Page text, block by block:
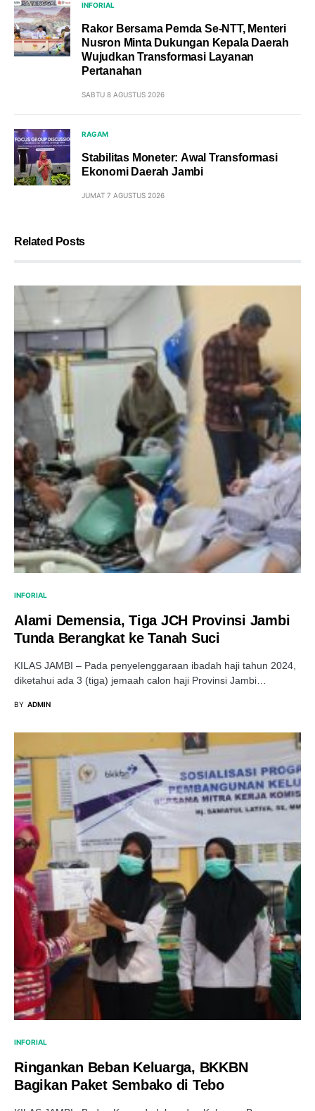
INFORIAL
Rakor Bersama Pemda Se-NTT, Menteri
Nusron Minta Dukungan Kepala Daerah
Wujudkan Transformasi Layanan
Pertanahan
SABTU 8 AGUSTUS 2026
RAGAM
Stabilitas Moneter: Awal Transformasi
Ekonomi Daerah Jambi
JUMAT 7 AGUSTUS 2026
Related Posts
INFORIAL
Alami Demensia, Tiga JCH Provinsi Jambi
Tunda Berangkat ke Tanah Suci
KILAS JAMBI – Pada penyelenggaraan ibadah haji tahun 2024,
diketahui ada 3 (tiga) jemaah calon haji Provinsi Jambi…
BY ADMIN
INFORIAL
Ringankan Beban Keluarga, BKKBN
Bagikan Paket Sembako di Tebo